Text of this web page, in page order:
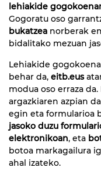
lehiakide
Gogoratu oso
bukatzea norberak
bidalitako mezuan
Lehiakide
behar da, eitb.eus
modua oso erraza
argazkiaren azpian
egin eta formularioa
jasoko duzu
elektronikoan, eta
botoa markagailura
ahal izateko.